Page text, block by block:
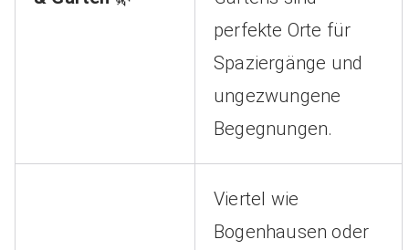
perfekte Orte für
Spaziergänge und
ungezwungene
Begegnungen.
Viertel wie
Bogenhausen oder